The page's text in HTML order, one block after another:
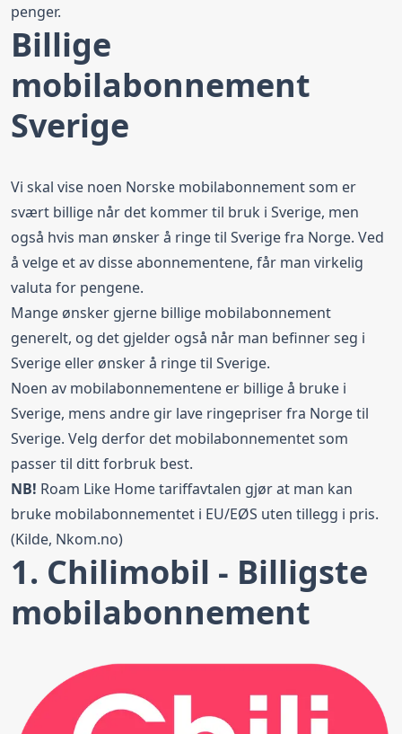
penger.
Billige
mobilabonnement
Sverige
Vi skal vise noen Norske mobilabonnement som er
svært billige når det kommer til bruk i Sverige, men
også hvis man ønsker å ringe til Sverige fra Norge. Ved
å velge et av disse abonnementene, får man virkelig
valuta for pengene.
Mange ønsker gjerne billige mobilabonnement
generelt, og det gjelder også når man befinner seg i
Sverige eller ønsker å ringe til Sverige.
Noen av mobilabonnementene er billige å bruke i
Sverige, mens andre gir lave ringepriser fra Norge til
Sverige. Velg derfor det mobilabonnementet som
passer til ditt forbruk best.
NB! Roam Like Hometariffavtalen gjør at man kan
bruke mobilabonnementet i EU/EØS uten tillegg i pris.
(Kilde, Nkom.no)
1. Chilimobil - Billigste
mobilabonnement